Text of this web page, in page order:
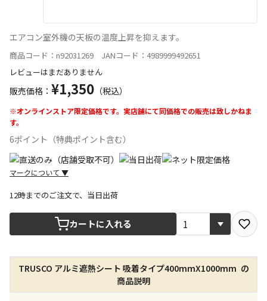
エアコン室外機の天板の温度上昇を抑えます。
商品コード：n92031269 JANコード：4989999492651
レビューはまだありません
販売価格： ¥1,350 （税込）
※オンラインストア限定価格です。実店舗にて同価格での販売は致しかねま
す。
6ポイント（特典ポイント含む）
マークについて ▼
宅配や店舗受取を選択できる商品です
店舗のみで受取できる商品です（宅配便でのお届けが
できません）
※同時購入の商品は、全て同じ店舗での受取となりま
す
12時までのご注文で、当日出荷
カートに入れる
TRUSCO アルミ遮熱シート 吸着タイプ400mmX1000mm の
商品説明